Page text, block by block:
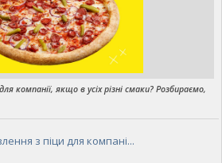
компанії, якщо в усіх різні смаки? Розбираємо,
з піци для компані...